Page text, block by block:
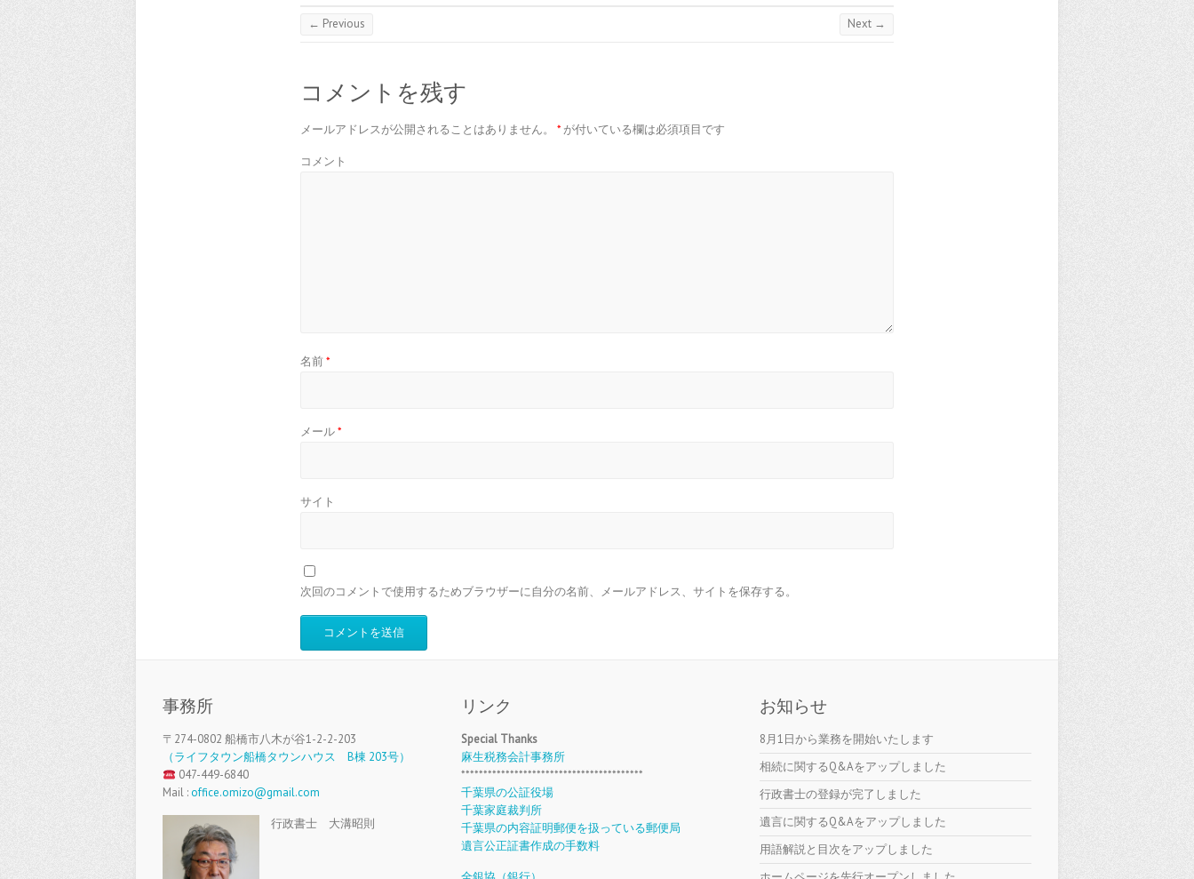
← Previous Next →
コメントを残す
メールアドレスが公開されることはありません。 * が付いている欄は必須項目です
コメント
名前*
メール*
サイト
次回のコメントで使用するためブラウザーに自分の名前、メールアドレス、サイトを保存する。
事務所
〒274-0802 船橋市八木が谷1-2-2-203
（ライフタウン船橋タウンハウス B棟 203号）
047-449-6840
Mail :office.omizo@gmail.com
行政書士 大溝昭則
リンク
Special Thanks
麻生税務会計事務所
*****************************************
千葉県の公証役場
千葉家庭裁判所
千葉県の内容証明郵便を扱っている郵便局
遺言公正証書作成の手数料
お知らせ
8月1日から業務を開始いたします
相続に関するQ&Aをアップしました
行政書士の登録が完了しました
遺言に関するQ&Aをアップしました
用語解説と目次をアップしました